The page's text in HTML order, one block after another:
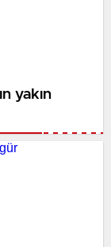
yakın